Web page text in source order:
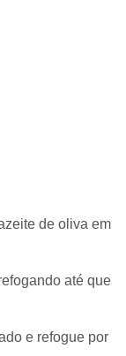
de oliva em
até que
e refogue por